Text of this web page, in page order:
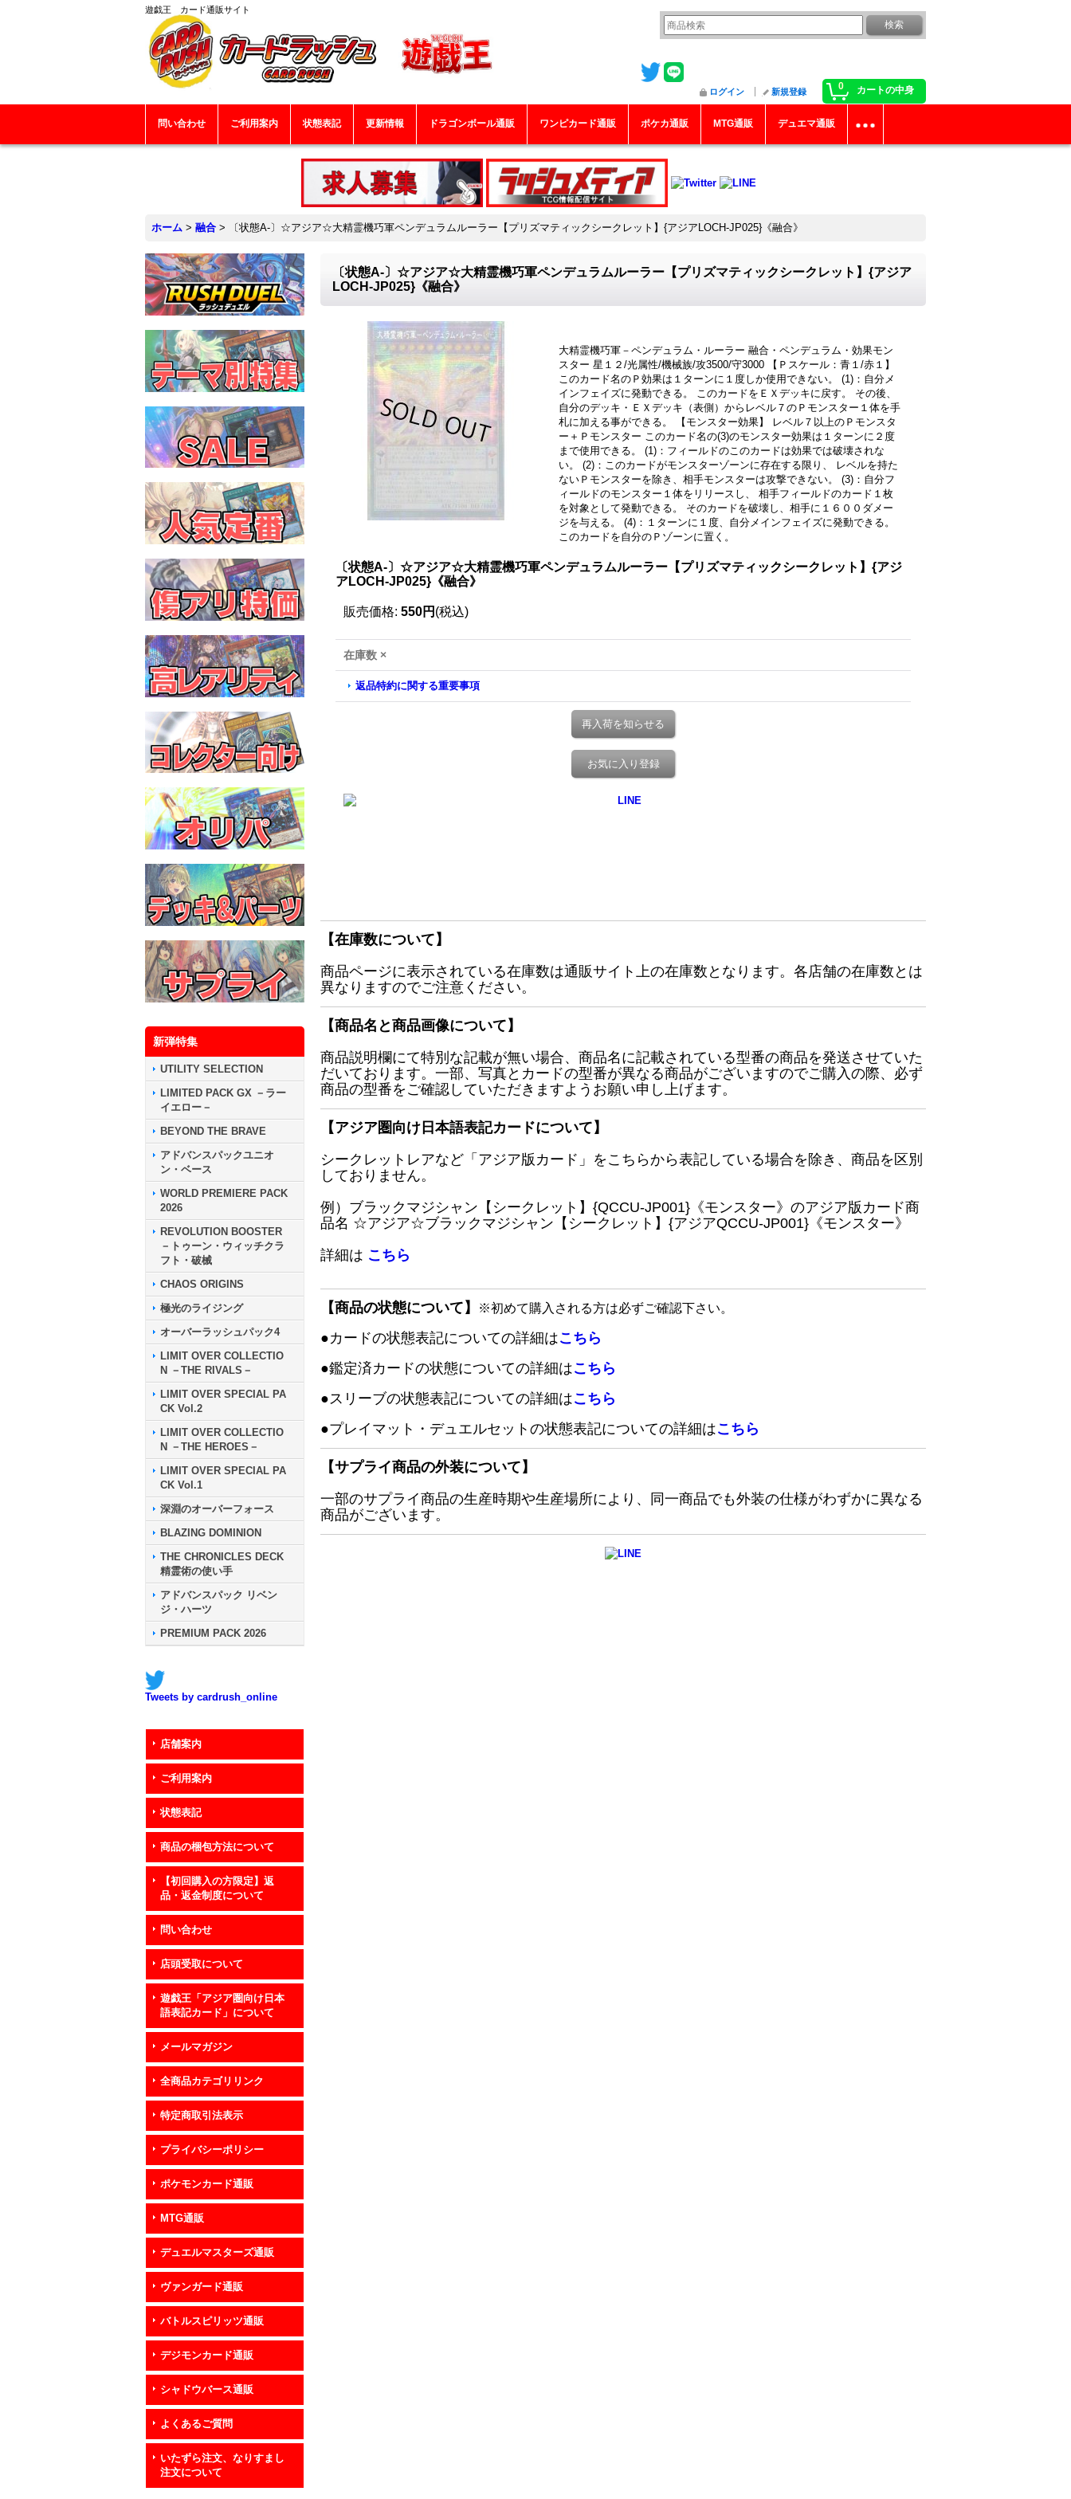
遊戯王 カード通販サイト
0 カートの中身
ログイン 新規登録
問い合わせ ご利用案内 状態表記 更新情報 ドラゴンボール通販 ワンピカード通販 ポケカ通販 MTG通販 デュエマ通販
ホーム > 融合 > 〔状態A-〕☆アジア☆大精霊機巧軍ペンデュラムルーラー【プリズマティックシークレット】{アジアLOCH-JP025}《融合》
新弾特集
UTILITY SELECTION
LIMITED PACK GX －ラー
イエロー－
BEYOND THE BRAVE
アドバンスパックユニオ
ン・ベース
WORLD PREMIERE PACK
2026
REVOLUTION BOOSTER
－トゥーン・ウィッチクラ
フト・破械
CHAOS ORIGINS
極光のライジング
オーバーラッシュパック4
LIMIT OVER COLLECTIO
N －THE RIVALS－
LIMIT OVER SPECIAL PA
CK Vol.2
LIMIT OVER COLLECTIO
N －THE HEROES－
LIMIT OVER SPECIAL PA
CK Vol.1
深淵のオーバーフォース
BLAZING DOMINION
THE CHRONICLES DECK
精霊術の使い手
アドバンスパック リベン
ジ・ハーツ
PREMIUM PACK 2026
Tweets by cardrush_online
店舗案内
ご利用案内
状態表記
商品の梱包方法について
【初回購入の方限定】返
品・返金制度について
問い合わせ
店頭受取について
遊戯王「アジア圏向け日本
語表記カード」について
メールマガジン
全商品カテゴリリンク
特定商取引法表示
プライバシーポリシー
ポケモンカード通販
MTG通販
デュエルマスターズ通販
ヴァンガード通販
バトルスピリッツ通販
デジモンカード通販
シャドウバース通販
よくあるご質問
いたずら注文、なりすまし
注文について
〔状態A-〕☆アジア☆大精霊機巧軍ペンデュラムルーラー【プリズマティックシークレット】{アジア
LOCH-JP025}《融合》
大精霊機巧軍－ペンデュラム・ルーラー 融合・ペンデュラム・効果モン
スター 星１２/光属性/機械族/攻3500/守3000 【Ｐスケール：青１/赤１】
このカード名のＰ効果は１ターンに１度しか使用できない。 (1)：自分メ
インフェイズに発動できる。 このカードをＥＸデッキに戻す。 その後、
自分のデッキ・ＥＸデッキ（表側）からレベル７のＰモンスター１体を手
札に加える事ができる。 【モンスター効果】 レベル７以上のＰモンスタ
ー＋Ｐモンスター このカード名の(3)のモンスター効果は１ターンに２度
まで使用できる。 (1)：フィールドのこのカードは効果では破壊されな
い。 (2)：このカードがモンスターゾーンに存在する限り、 レベルを持た
ないＰモンスターを除き、相手モンスターは攻撃できない。 (3)：自分フ
ィールドのモンスター１体をリリースし、 相手フィールドのカード１枚
を対象として発動できる。 そのカードを破壊し、相手に１６００ダメー
ジを与える。 (4)：１ターンに１度、自分メインフェイズに発動できる。
このカードを自分のＰゾーンに置く。
〔状態A-〕☆アジア☆大精霊機巧軍ペンデュラムルーラー【プリズマティックシークレット】{アジ
アLOCH-JP025}《融合》
販売価格: 550円 (税込)
在庫数 ×
返品特約に関する重要事項
再入荷を知らせる
お気に入り登録
【在庫数について】
商品ページに表示されている在庫数は通販サイト上の在庫数となります。各店舗の在庫数とは
異なりますのでご注意ください。
【商品名と商品画像について】
商品説明欄にて特別な記載が無い場合、商品名に記載されている型番の商品を発送させていた
だいております。一部、写真とカードの型番が異なる商品がございますのでご購入の際、必ず
商品の型番をご確認していただきますようお願い申し上げます。
【アジア圏向け日本語表記カードについて】
シークレットレアなど「アジア版カード」をこちらから表記している場合を除き、商品を区別
しておりません。
例）ブラックマジシャン【シークレット】{QCCU-JP001}《モンスター》のアジア版カード商
品名 ☆アジア☆ブラックマジシャン【シークレット】{アジアQCCU-JP001}《モンスター》
詳細は こちら
【商品の状態について】 ※初めて購入される方は必ずご確認下さい。
●カードの状態表記についての詳細はこちら
●鑑定済カードの状態についての詳細はこちら
●スリーブの状態表記についての詳細はこちら
●プレイマット・デュエルセットの状態表記についての詳細はこちら
【サプライ商品の外装について】
一部のサプライ商品の生産時期や生産場所により、同一商品でも外装の仕様がわずかに異なる
商品がございます。